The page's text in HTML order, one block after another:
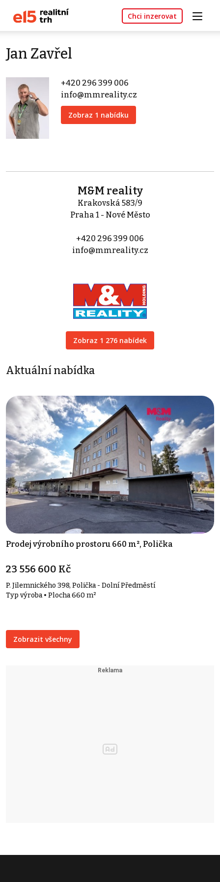
Chci inzerovat
Jan Zavřel
+420 296 399 006
info@mmreality.cz
Zobraz 1 nabídku
M&M reality
Krakovská 583/9
Praha 1 - Nové Město
+420 296 399 006
info@mmreality.cz
Zobraz 1 276 nabídek
Aktuální nabídka
Prodej výrobního prostoru 660 m², Polička
23 556 600 Kč
P. Jilemnického 398, Polička - Dolní Předměstí
Typ výroba • Plocha 660 m²
Zobrazit všechny